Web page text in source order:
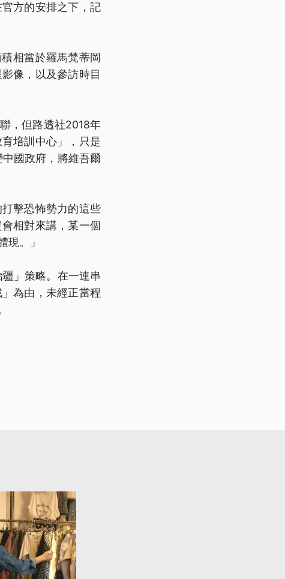
方的安排之下，記
相當於羅馬梵蒂岡
像，以及參訪時目
，但路透社2018年
培訓中心」，只是
國政府，將維吾爾
擊恐怖勢力的這些
相對來講，某一個
現。」
」策略。在一連串
為由，未經正當程